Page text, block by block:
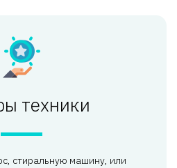
техники
стиральную машину, или